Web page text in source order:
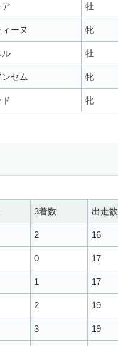
牡
ーヌ 牝
ル 牡
セム 牝
牝
3着数 出走数
2 16
0 17
1 17
2 19
3 19